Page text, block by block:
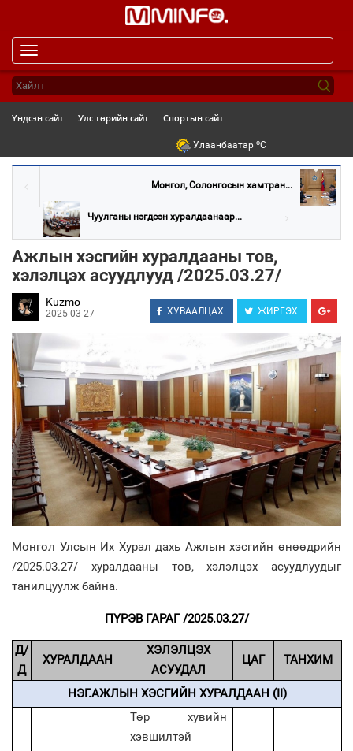
navigation
Үндсэн сайт Улс төрийн сайт Спортын сайт
Улаанбаатар oC
Монгол, Солонгосын хамтран...
Чуулганы нэгдсэн хуралдаанаар...
Ажлын хэсгийн хуралдааны тов,
хэлэлцэх асуудлууд /2025.03.27/
Kuzmo
2025-03-27 ХУВААЛЦАХ ЖИРГЭХ
Монгол Улсын Их Хурал дахь Ажлын хэсгийн өнөөдрийн
/2025.03.27/ хуралдааны тов, хэлэлцэх асуудлуудыг
танилцуулж байна.
ПҮРЭВ ГАРАГ /2025.03.27/
Д/
Д
ХУРАЛДААН
ХЭЛЭЛЦЭХ
АСУУДАЛ
ЦАГ ТАНХИМ
НЭГ.АЖЛЫН ХЭСГИЙН ХУРАЛДААН (II)
Төр хувийн
хэвшилтэй